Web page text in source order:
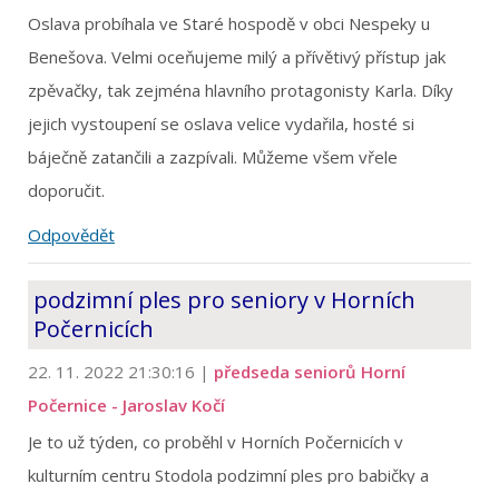
Oslava probíhala ve Staré hospodě v obci Nespeky u
Benešova. Velmi oceňujeme milý a přívětivý přístup jak
zpěvačky, tak zejména hlavního protagonisty Karla. Díky
jejich vystoupení se oslava velice vydařila, hosté si
báječně zatančili a zazpívali. Můžeme všem vřele
doporučit.
Odpovědět
podzimní ples pro seniory v Horních
Počernicích
22. 11. 2022 21:30:16 | předseda seniorů Horní
Počernice - Jaroslav Kočí
Je to už týden, co proběhl v Horních Počernicích v
kulturním centru Stodola podzimní ples pro babičky a